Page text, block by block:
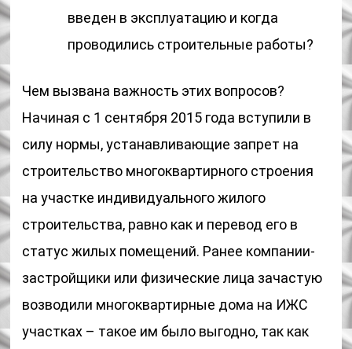
введен в эксплуатацию и когда
проводились строительные работы?
Чем вызвана важность этих вопросов?
Начиная с 1 сентября 2015 года вступили в
силу нормы, устанавливающие запрет на
строительство многоквартирного строения
на участке индивидуального жилого
строительства, равно как и перевод его в
статус жилых помещений. Ранее компании-
застройщики или физические лица зачастую
возводили многоквартирные дома на ИЖС
участках – такое им было выгодно, так как